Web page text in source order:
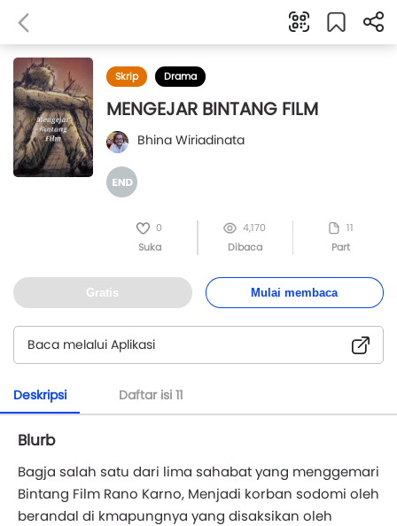
Skrip Drama
MENGEJAR BINTANG FILM
Bhina Wiriadinata
0
Suka
4,170
Dibaca
11
Part
Gratis Mulai membaca
Baca melalui Aplikasi
Deskripsi Daftar isi 11
Blurb
Bagja salah satu dari lima sahabat yang menggemari
Bintang Film Rano Karno, Menjadi korban sodomi oleh
berandal di kmapungnya yang disaksikan oleh